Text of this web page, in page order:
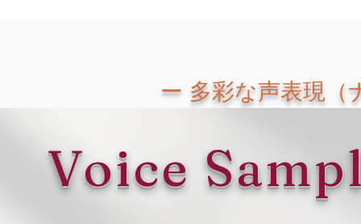
ー 多彩な声表現（
Voice